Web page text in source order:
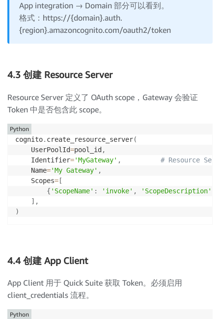
App integration → Domain 部分可以看到。
格式：https://{domain}.auth.
{region}.amazoncognito.com/oauth2/token
4.3 创建 Resource Server
Resource Server 定义了 OAuth scope，Gateway 会验证
Token 中是否包含此 scope。
cognito. create_resource_server(
    UserPoolId
=pool_id ,
    Identifier
='MyGateway' ,
# Resource
    Name
='My Gateway' ,
    Scopes
= [
{ 'ScopeName' : 'invoke' , 'ScopeDescription'
] ,
)
Python
4.4 创建 App Client
App Client 用于 Quick Suite 获取 Token。必须启用
client_credentials 流程。
Python